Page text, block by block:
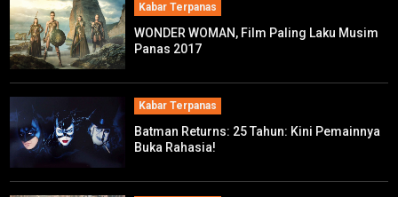
Kabar Terpanas
WONDER WOMAN, Film Paling Laku Musim
Panas 2017
Kabar Terpanas
Batman Returns: 25 Tahun: Kini Pemainnya
Buka Rahasia!